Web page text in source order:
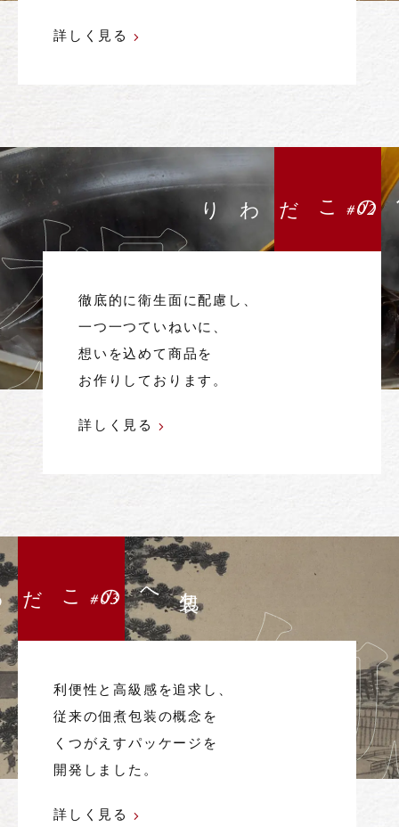
詳しく見る
#02
安心へのこだわり
徹底的に衛生面に配慮し、
一つ一つていねいに、
想いを込めて商品を
お作りしております。
詳しく見る
#03
利便性と高級感を追求し、
従来の佃煮包装の概念を
くつがえすパッケージを
開発しました。
詳しく見る